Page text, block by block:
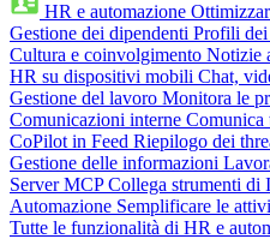
HR e automazione
Gestione dei dipendenti Profili dei
Cultura e coinvolgimento Notizie
HR su dispositivi mobili Chat,
Gestione del lavoro Monitora le
Comunicazioni interne Comunica
CoPilot in Feed Riepilogo dei
Gestione delle informazioni
Server MCP Collega strumenti di
Automazione Semplificare le
Tutte le funzionalità di HR e